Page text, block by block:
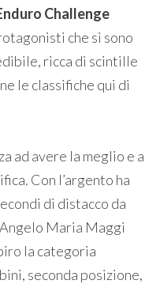
Challenge
che si sono
ricca di scintille
le classifiche qui di
ad avere la meglio e a
Con l’argento ha
di distacco da
Maria Maggi
la categoria
seconda posizione,